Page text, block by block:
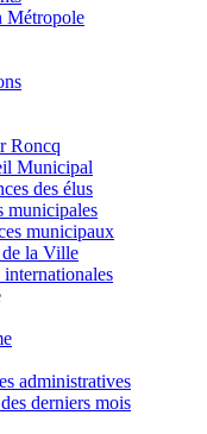
Métropole
Roncq
Municipal
des élus
municipales
municipaux
la Ville
administratives
derniers mois